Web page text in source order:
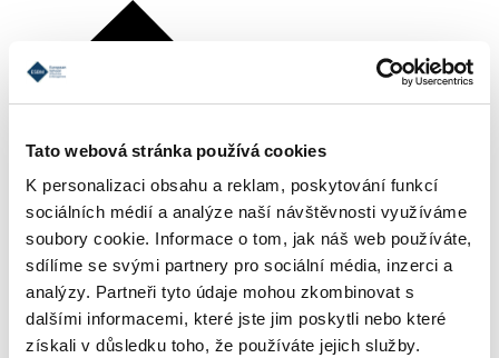
Tato webová stránka používá cookies
K personalizaci obsahu a reklam, poskytování funkcí
sociálních médií a analýze naší návštěvnosti využíváme
soubory cookie. Informace o tom, jak náš web používáte,
sdílíme se svými partnery pro sociální média, inzerci a
analýzy. Partneři tyto údaje mohou zkombinovat s
dalšími informacemi, které jste jim poskytli nebo které
získali v důsledku toho, že používáte jejich služby.